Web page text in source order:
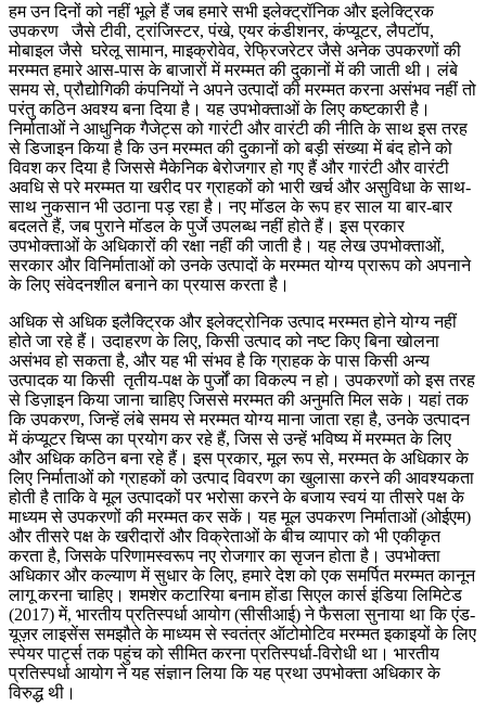
हम उन दिनों को नहीं भूले हैं जब हमारे सभी इलेक्ट्रॉनिक और इलेक्ट्रिक
उपकरण जैसे टीवी, ट्रांजिस्टर, पंखे, एयर कंडीशनर, कंप्यूटर, लैपटॉप,
मोबाइल जैसे घरेलू सामान, माइक्रोवेव, रेफ्रिजरेटर जैसे अनेक उपकरणों की
मरम्मत हमारे आस-पास के बाजारों में मरम्मत की दुकानों में की जाती थी। लंबे
समय से, प्रौद्योगिकी कंपनियों ने अपने उत्पादों की मरम्मत करना असंभव नहीं तो
परंतु कठिन अवश्य बना दिया है। यह उपभोक्ताओं के लिए कष्टकारी है।
निर्माताओं ने आधुनिक गैजेट्स को गारंटी और वारंटी की नीति के साथ इस तरह
से डिजाइन किया है कि उन मरम्मत की दुकानों को बड़ी संख्या में बंद होने को
विवश कर दिया है जिससे मैकेनिक बेरोजगार हो गए हैं और गारंटी और वारंटी
अवधि से परे मरम्मत या खरीद पर ग्राहकों को भारी खर्च और असुविधा के साथ-
साथ नुकसान भी उठाना पड़ रहा है। नए मॉडल के रूप हर साल या बार-बार
बदलते हैं, जब पुराने मॉडल के पुर्जे उपलब्ध नहीं होते हैं। इस प्रकार
उपभोक्ताओं के अधिकारों की रक्षा नहीं की जाती है। यह लेख उपभोक्ताओं,
सरकार और विनिर्माताओं को उनके उत्पादों के मरम्मत योग्य प्रारूप को अपनाने
के लिए संवेदनशील बनाने का प्रयास करता है।
अधिक से अधिक इलैक्ट्रिक और इलेक्ट्रोनिक उत्पाद मरम्मत होने योग्य नहीं
होते जा रहे हैं। उदाहरण के लिए, किसी उत्पाद को नष्ट किए बिना खोलना
असंभव हो सकता है, और यह भी संभव है कि ग्राहक के पास किसी अन्य
उत्पादक या किसी तृतीय-पक्ष के पुर्जों का विकल्प न हो। उपकरणों को इस तरह
से डिज़ाइन किया जाना चाहिए जिससे मरम्मत की अनुमति मिल सके। यहां तक
कि उपकरण, जिन्हें लंबे समय से मरम्मत योग्य माना जाता रहा है, उनके उत्पादन
में कंप्यूटर चिप्स का प्रयोग कर रहे हैं, जिस से उन्हें भविष्य में मरम्मत के लिए
और अधिक कठिन बना रहे हैं। इस प्रकार, मूल रूप से, मरम्मत के अधिकार के
लिए निर्माताओं को ग्राहकों को उत्पाद विवरण का खुलासा करने की आवश्यकता
होती है ताकि वे मूल उत्पादकों पर भरोसा करने के बजाय स्वयं या तीसरे पक्ष के
माध्यम से उपकरणों की मरम्मत कर सकें। यह मूल उपकरण निर्माताओं (ओईएम)
और तीसरे पक्ष के खरीदारों और विक्रेताओं के बीच व्यापार को भी एकीकृत
करता है, जिसके परिणामस्वरूप नए रोजगार का सृजन होता है। उपभोक्ता
अधिकार और कल्याण में सुधार के लिए, हमारे देश को एक समर्पित मरम्मत कानून
लागू करना चाहिए। शमशेर कटारिया बनाम होंडा सिएल कार्स इंडिया लिमिटेड
(2017) में, भारतीय प्रतिस्पर्धा आयोग (सीसीआई) ने फैसला सुनाया था कि एंड-
यूज़र लाइसेंस समझौते के माध्यम से स्वतंत्र ऑटोमोटिव मरम्मत इकाइयों के लिए
स्पेयर पार्ट्स तक पहुंच को सीमित करना प्रतिस्पर्धा-विरोधी था। भारतीय
प्रतिस्पर्धा आयोग ने यह संज्ञान लिया कि यह प्रथा उपभोक्ता अधिकार के
विरुद्ध थी।